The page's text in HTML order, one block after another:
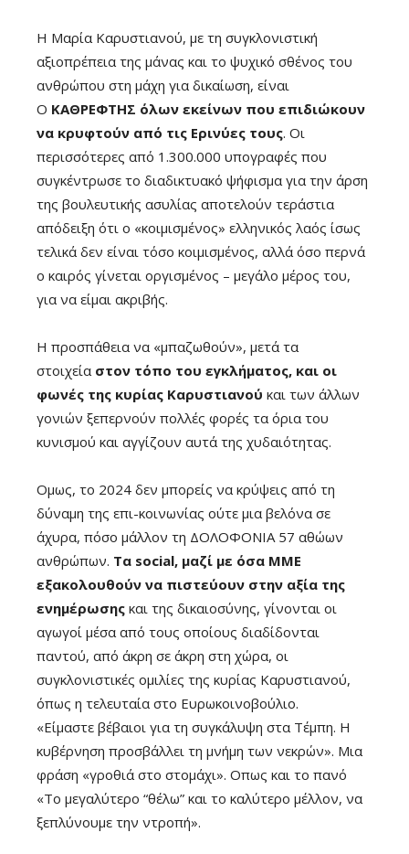
Η Μαρία Καρυστιανού, με τη συγκλονιστική
αξιοπρέπεια της μάνας και το ψυχικό σθένος του
ανθρώπου στη μάχη για δικαίωση, είναι
Ο ΚΑΘΡΕΦΤΗΣ όλων εκείνων που επιδιώκουν
να κρυφτούν από τις Ερινύες τους. Οι
περισσότερες από 1.300.000 υπογραφές που
συγκέντρωσε το διαδικτυακό ψήφισμα για την άρση
της βουλευτικής ασυλίας αποτελούν τεράστια
απόδειξη ότι ο «κοιμισμένος» ελληνικός λαός ίσως
τελικά δεν είναι τόσο κοιμισμένος, αλλά όσο περνά
ο καιρός γίνεται οργισμένος – μεγάλο μέρος του,
για να είμαι ακριβής.
Η προσπάθεια να «μπαζωθούν», μετά τα
στοιχεία στον τόπο του εγκλήματος, και οι
φωνές της κυρίας Καρυστιανού και των άλλων
γονιών ξεπερνούν πολλές φορές τα όρια του
κυνισμού και αγγίζουν αυτά της χυδαιότητας.
Ομως, το 2024 δεν μπορείς να κρύψεις από τη
δύναμη της επι-κοινωνίας ούτε μια βελόνα σε
άχυρα, πόσο μάλλον τη ΔΟΛΟΦΟΝΙΑ 57 αθώων
ανθρώπων. Τα social, μαζί με όσα ΜΜΕ
εξακολουθούν να πιστεύουν στην αξία της
ενημέρωσης και της δικαιοσύνης, γίνονται οι
αγωγοί μέσα από τους οποίους διαδίδονται
παντού, από άκρη σε άκρη στη χώρα, οι
συγκλονιστικές ομιλίες της κυρίας Καρυστιανού,
όπως η τελευταία στο Ευρωκοινοβούλιο.
«Είμαστε βέβαιοι για τη συγκάλυψη στα Τέμπη. Η
κυβέρνηση προσβάλλει τη μνήμη των νεκρών». Μια
φράση «γροθιά στο στομάχι». Οπως και το πανό
«Το μεγαλύτερο “θέλω” και το καλύτερο μέλλον, να
ξεπλύνουμε την ντροπή».